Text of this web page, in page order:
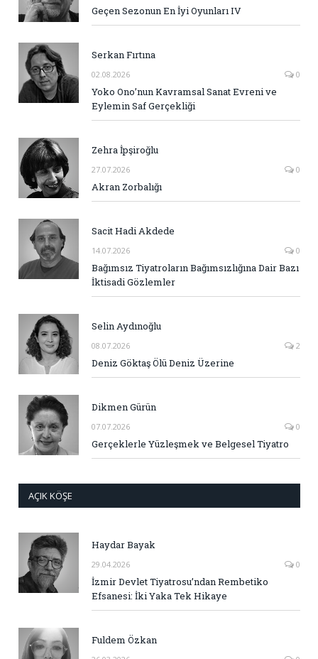
Geçen Sezonun En İyi Oyunları IV
Serkan Fırtına
02.08.2026 0
Yoko Ono’nun Kavramsal Sanat Evreni ve
Eylemin Saf Gerçekliği
Zehra İpşiroğlu
27.07.2026 0
Akran Zorbalığı
Sacit Hadi Akdede
14.07.2026 0
Bağımsız Tiyatroların Bağımsızlığına Dair Bazı
İktisadi Gözlemler
Selin Aydınoğlu
08.07.2026 2
Deniz Göktaş Ölü Deniz Üzerine
Dikmen Gürün
07.07.2026 0
Gerçeklerle Yüzleşmek ve Belgesel Tiyatro
AÇIK KÖŞE
Haydar Bayak
29.04.2026 0
İzmir Devlet Tiyatrosu’ndan Rembetiko
Efsanesi: İki Yaka Tek Hikaye
Fuldem Özkan